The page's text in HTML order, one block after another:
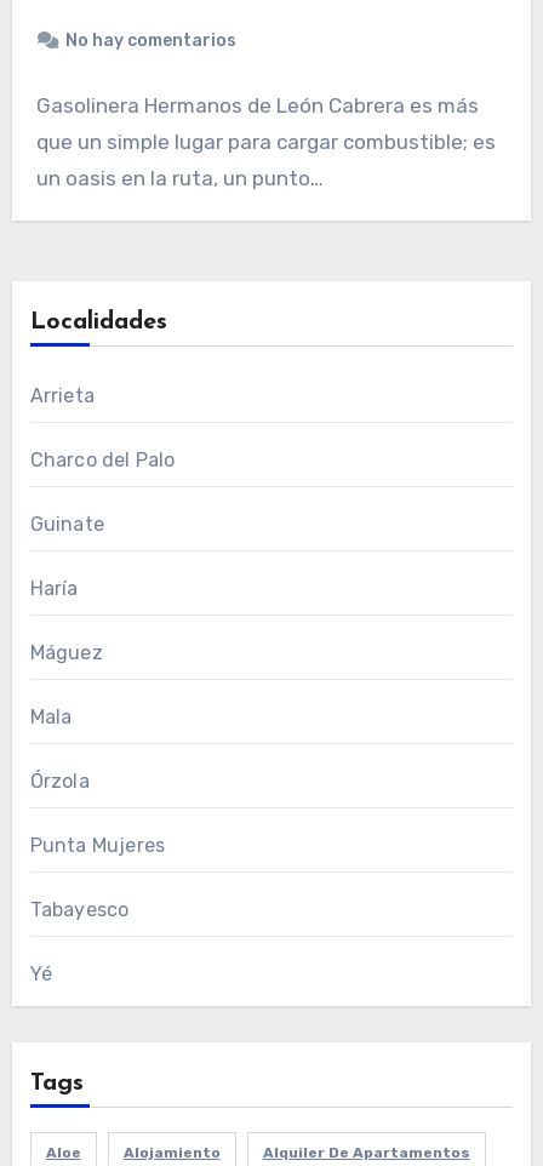
No hay comentarios
Gasolinera Hermanos de León Cabrera es más
que un simple lugar para cargar combustible; es
un oasis en la ruta, un punto…
Localidades
Arrieta
Charco del Palo
Guinate
Haría
Máguez
Mala
Órzola
Punta Mujeres
Tabayesco
Yé
Tags
Aloe Alojamiento Alquiler De Apartamentos